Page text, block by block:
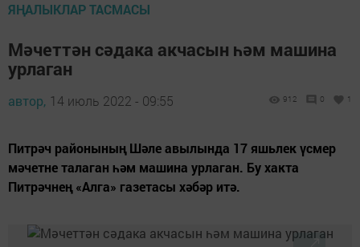
ЯҢАЛЫКЛАР ТАСМАСЫ
Мәчеттән сәдака акчасын һәм машина
урлаган
автор, 14 июль 2022 - 09:55 912 0 1
Питрәч районының Шәле авылында 17 яшьлек үсмер
мәчетне талаган һәм машина урлаган. Бу хакта
Питрәчнең «Алга» газетасы хәбәр итә.